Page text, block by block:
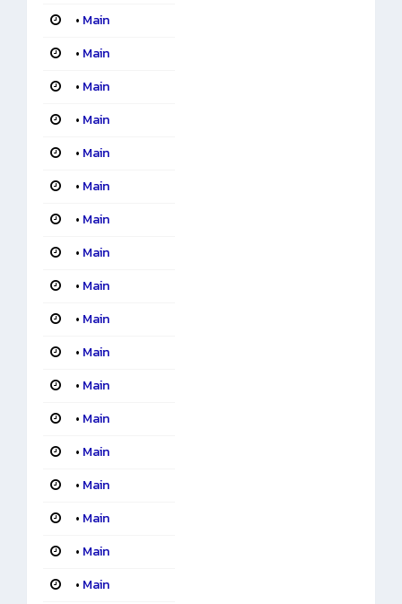
• Main
• Main
• Main
• Main
• Main
• Main
• Main
• Main
• Main
• Main
• Main
• Main
• Main
• Main
• Main
• Main
• Main
• Main